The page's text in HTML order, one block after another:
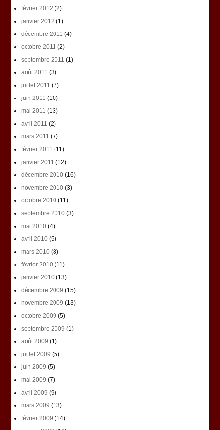
février 2012 (2)
janvier 2012 (1)
décembre 2011 (4)
octobre 2011 (2)
septembre 2011 (1)
août 2011 (3)
juillet 2011 (7)
juin 2011 (10)
mai 2011 (13)
avril 2011 (2)
mars 2011 (7)
février 2011 (11)
janvier 2011 (12)
décembre 2010(16)
novembre 2010(3)
octobre 2010(11)
septembre 2010(3)
mai 2010(4)
avril 2010(5)
mars 2010(8)
février 2010(11)
janvier 2010(13)
décembre 2009 (15)
novembre 2009 (13)
octobre 2009 (5)
septembre 2009 (1)
août 2009 (1)
juillet 2009 (5)
juin 2009 (5)
mai 2009 (7)
avril 2009 (9)
mars 2009 (13)
février 2009 (14)